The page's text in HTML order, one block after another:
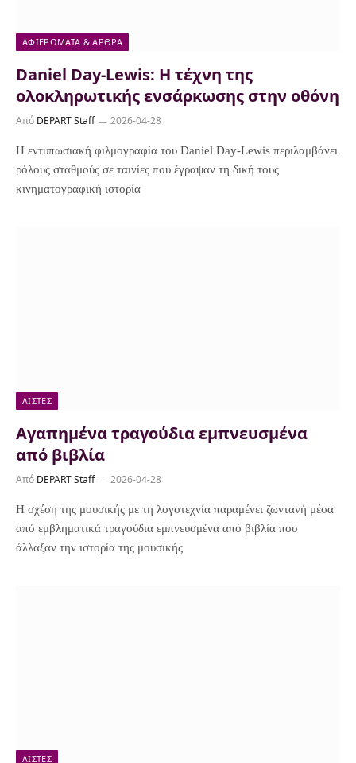
ΑΦΙΕΡΏΜΑΤΑ & ΆΡΘΡΑ
Daniel Day-Lewis: Η τέχνη της
ολοκληρωτικής ενσάρκωσης στην οθόνη
Από DEPART Staff 2026-04-28
Η εντυπωσιακή φιλμογραφία του Daniel Day-Lewis περιλαμβάνει
ρόλους σταθμούς σε ταινίες που έγραψαν τη δική τους
κινηματογραφική ιστορία
ΛΊΣΤΕΣ
Αγαπημένα τραγούδια εμπνευσμένα
από βιβλία
Από DEPART Staff 2026-04-28
Η σχέση της μουσικής με τη λογοτεχνία παραμένει ζωντανή μέσα
από εμβληματικά τραγούδια εμπνευσμένα από βιβλία που
άλλαξαν την ιστορία της μουσικής
ΛΊΣΤΕΣ